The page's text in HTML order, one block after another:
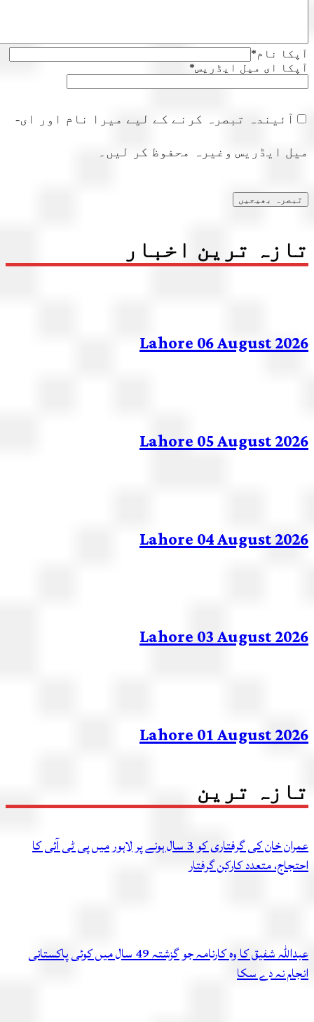
نام
*
ای میل ایڈریس *
آئیندہ تبصرہ کرنے کے لیے میرا نام اور ای-
ایڈریس وغیرہ محفوظ کر لیں۔
ترین اخبار
Lahore 06 August
Lahore 05 August
Lahore 04 August
Lahore 03 August
Lahore 01 August
ترین
عمران خان کی گرفتاری کو 3 سال ہونے پر لاہور میں پی ٹی آئی کا
متعدد کارکن گرفتار
عبداللہ شفیق کا وہ کارنامہ جو گزشتہ 49 سال میں کوئی پاکستانی
نہ دے سکا